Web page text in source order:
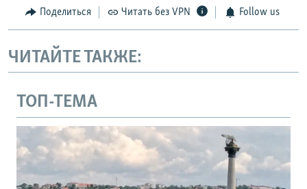
Поделиться Читать без VPN Follow us
ЧИТАЙТЕ ТАКЖЕ:
ТОП-ТЕМА